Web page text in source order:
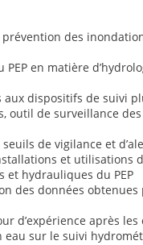
des
en matière
dispositifs de suivi
outil de surveillance
de vigilance et
et utilisations
et hydrauliques du PEP
des données
d’expérience après les
eau sur le suivi